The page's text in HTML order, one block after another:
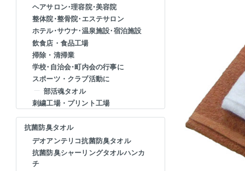
ヘアサロン･理容院･美容院
整体院･整骨院･エステサロン
ホテル･サウナ･温泉施設･宿泊施設
飲食店・食品工場
掃除・清掃業
学校･自治会･町内会の行事に
スポーツ・クラブ活動に
部活魂タオル
刺繍工場・プリント工場
抗菌防臭タオル
デオアンテリコ抗菌防臭タオル
抗菌防臭シャーリングタオルハンカ
チ